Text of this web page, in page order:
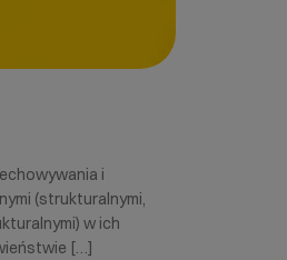
i
(strukturalnymi,
w ich
[…]